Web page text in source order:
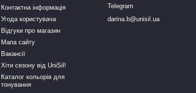
Контактна інформація
Угода користувача
Відгуки про магазин
Мапа сайту
Вакансії
Хіти сезону від UniSil!
Каталог кольорів для
тонування
Telegram
darina.b@unisil.ua